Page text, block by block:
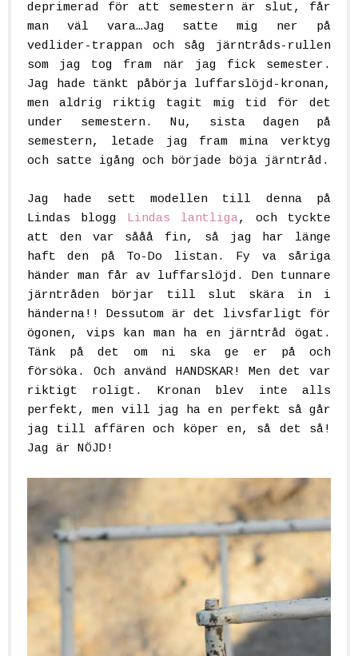
deprimerad för att semestern är slut, får
man väl vara…Jag satte mig ner på
vedlider-trappan och såg järntråds-rullen
som jag tog fram när jag fick semester.
Jag hade tänkt påbörja luffarslöjd-kronan,
men aldrig riktig tagit mig tid för det
under semestern. Nu, sista dagen på
semestern, letade jag fram mina verktyg
och satte igång och började böja järntråd.
Jag hade sett modellen till denna på
Lindas blogg Lindas lantliga, och tyckte
att den var sååå fin, så jag har länge
haft den på To-Do listan. Fy va såriga
händer man får av luffarslöjd. Den tunnare
järntråden börjar till slut skära in i
händerna!! Dessutom är det livsfarligt för
ögonen, vips kan man ha en järntråd ögat.
Tänk på det om ni ska ge er på och
försöka. Och använd HANDSKAR! Men det var
riktigt roligt. Kronan blev inte alls
perfekt, men vill jag ha en perfekt så går
jag till affären och köper en, så det så!
Jag är NÖJD!